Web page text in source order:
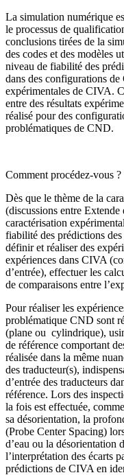
La simulation numérique
le processus de
conclusions tirées de la
des codes et des modèles
niveau de fiabilité des
dans des configurations de
expérimentales de CIVA.
entre des résultats
réalisé pour des
problématiques de CND.
Comment procédez-vous ?
Dès que le thème de la
(discussions entre
caractérisation
fiabilité des prédictions
définir et réaliser des
expériences dans CIVA
d’entrée), effectuer les
de comparaisons entre
Pour réaliser les
problématique CND sont
(plane ou cylindrique),
de référence comportant
réalisée dans la même
des traducteur(s),
d’entrée des traducteurs
référence. Lors des
la fois est effectuée,
sa désorientation, la
(Probe Center Spacing)
d’eau ou la
l’interprétation des écarts
prédictions de CIVA en